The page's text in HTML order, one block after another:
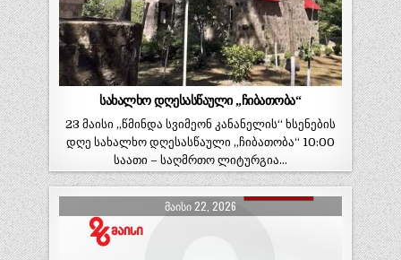
სახალხო დღესასწაული „ჩიბათობა“
23 მაისი „წმინდა სვიმეონ კანანელის“ ხსენების
დღე სახალხო დღესასწაული „ჩიბათობა“ 10:00
საათი – საღმრთო ლიტურგია…
ᲛᲐᲘᲡᲘ 22, 2026